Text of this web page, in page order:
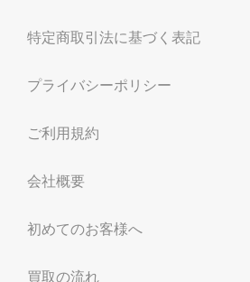
特定商取引法に基づく表記
プライバシーポリシー
ご利用規約
会社概要
初めてのお客様へ
買取の流れ